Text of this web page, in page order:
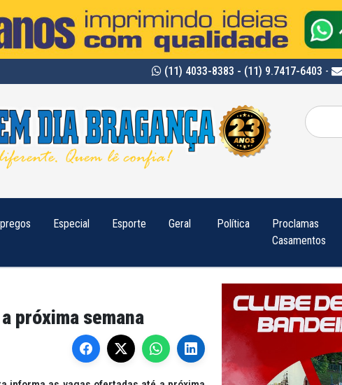
(11) 4033-8383 - (11) 9.7417-6403 -
Pesquisar
por:
Especial Esporte Geral Política
Proclamas
Casamentos
próxima semana